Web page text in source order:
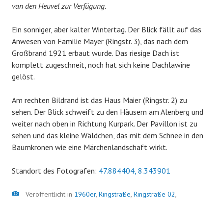
van den Heuvel zur Verfügung.
Ein sonniger, aber kalter Wintertag. Der Blick fällt auf das
Anwesen von Familie Mayer (Ringstr. 3), das nach dem
Großbrand 1921 erbaut wurde. Das riesige Dach ist
komplett zugeschneit, noch hat sich keine Dachlawine
gelöst.
Am rechten Bildrand ist das Haus Maier (Ringstr. 2) zu
sehen. Der Blick schweift zu den Häusern am Alenberg und
weiter nach oben in Richtung Kurpark. Der Pavillon ist zu
sehen und das kleine Wäldchen, das mit dem Schnee in den
Baumkronen wie eine Märchenlandschaft wirkt.
Standort des Fotografen: 47.884404, 8.343901
Bild
Veröffentlicht in 1960er, Ringstraße, Ringstraße 02,